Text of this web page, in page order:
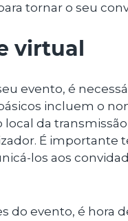
tornar o seu
virtual
evento, é
incluem o
da
É importante
los aos
do evento, é hora